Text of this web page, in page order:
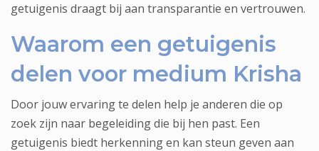
getuigenis draagt bij aan transparantie en vertrouwen.
Waarom een getuigenis
delen voor medium Krisha
Door jouw ervaring te delen help je anderen die op
zoek zijn naar begeleiding die bij hen past. Een
getuigenis biedt herkenning en kan steun geven aan